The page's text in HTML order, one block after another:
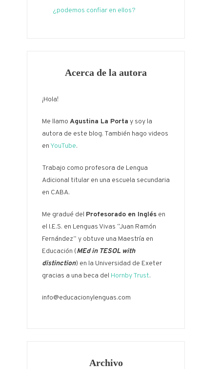
¿podemos confiar en ellos?
Acerca de la autora
¡Hola!
Me llamo Agustina La Porta y soy la
autora de este blog. También hago videos
en YouTube.
Trabajo como profesora de Lengua
Adicional titular en una escuela secundaria
en CABA.
Me gradué del Profesorado en Inglés en
el I.E.S. en Lenguas Vivas “Juan Ramón
Fernández” y obtuve una Maestría en
Educación (MEd in TESOL with
distinction) en la Universidad de Exeter
gracias a una beca del Hornby Trust.
info@educacionylenguas.com
Archivo